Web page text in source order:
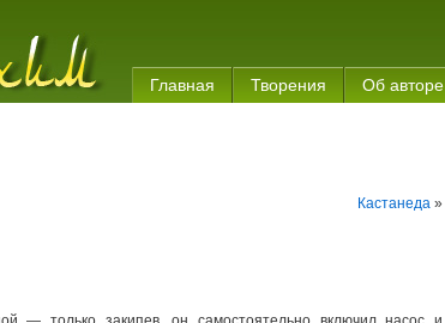
Главная Творения Об авторе
Кастанеда »